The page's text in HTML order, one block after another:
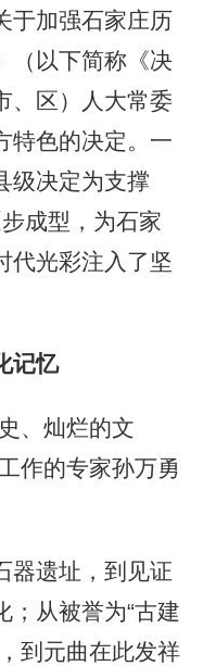
于加强石家庄历
（以下简称《决
、区）人大常委
特色的决定。一
级决定为支撑
成型，为石家
代光彩注入了坚
记忆
、灿烂的文
作的专家孙万勇
遗址，到见证
；从被誉为“古建
到元曲在此发祥